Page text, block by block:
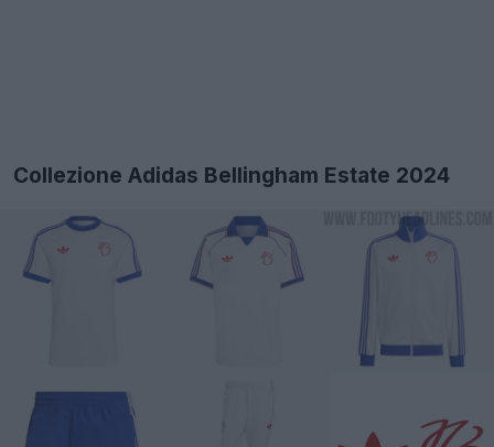
Collezione Adidas Bellingham Estate 2024